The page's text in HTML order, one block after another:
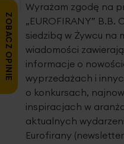
Wyrażam zgodę na
„EUROFIRANY”
siedzibą w Żywcu na
wiadomości
informacje o
wyprzedażach i
o konkursach,
inspiracjach w
aktualnych
Eurofirany
ZOBACZ OPINIE